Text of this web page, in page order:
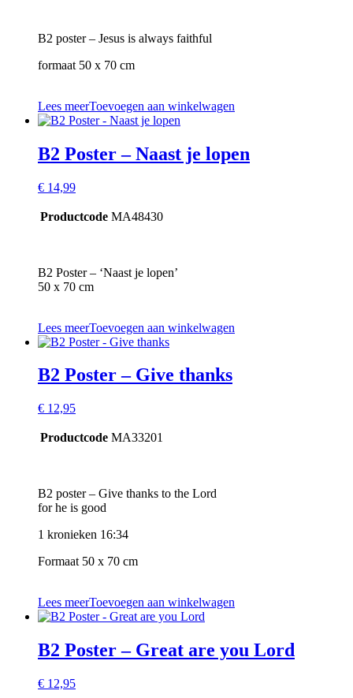
B2 poster – Jesus is always faithful
formaat 50 x 70 cm
Lees meerToevoegen aan winkelwagen
B2 Poster – Naast je lopen
€ 14,99
Productcode MA48430
B2 Poster – ‘Naast je lopen’
50 x 70 cm
Lees meerToevoegen aan winkelwagen
B2 Poster – Give thanks
€ 12,95
Productcode MA33201
B2 poster – Give thanks to the Lord
for he is good
1 kronieken 16:34
Formaat 50 x 70 cm
Lees meerToevoegen aan winkelwagen
B2 Poster – Great are you Lord
€ 12,95